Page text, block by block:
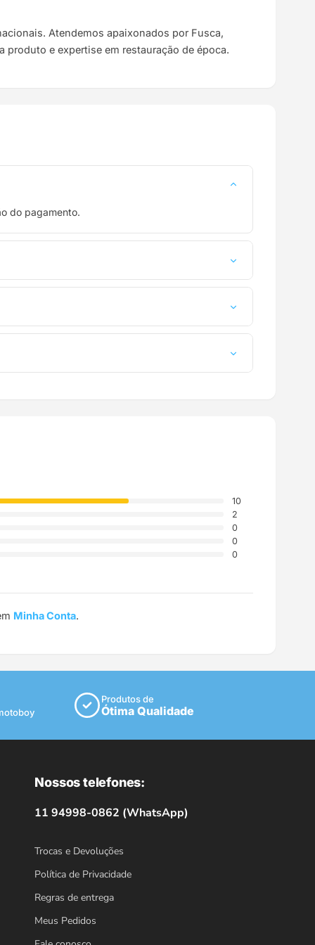
Atendemos apaixonados por Fusca,
produto e expertise em restauração de época.
do pagamento.
10
2
0
0
0
Minha Conta.
Produtos de
Ótima Qualidade
Nossos telefones:
11 94998-0862 (WhatsApp)
Trocas e Devoluções
Política de Privacidade
Regras de entrega
Meus Pedidos